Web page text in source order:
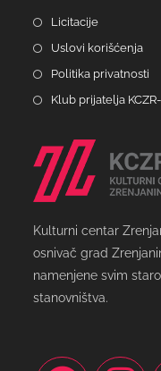
Licitacije
Uslovi korišćenja
Politika privatnosti
Klub prijatelja
Kulturni centar
osnivač grad
namenjene svim
stanovništva.